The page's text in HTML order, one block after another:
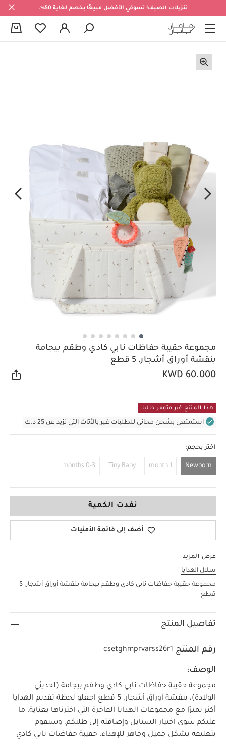
تنزيلات الصيف! تسوقي الأفضل مبيعًا بخصم لغاية 50%.
مجموعة حقيبة حفاظات نابي كادي وطقم بيجامة
بنقشة أوراق أشجار، 5 قطع
KWD 60.000
هذا المنتج غير متوفر حاليا.
استمتعي بشحن مجاني للطلبات غير بالأثاث التي تزيد عن 25 د.ك
اختر بحجم:
Newborn
1 month
Tiny Baby
0-3 months
نفدت الكمية
أضف إلى قائمة الأمنيات
عرض المزيد
سلال الهدايا
مجموعة حقيبة حفاظات نابي كادي وطقم بيجامة بنقشة أوراق أشجار، 5
قطع
تفاصيل المنتج
رقم المنتج csetghmprvarss26r1
الوصف:
مجموعة حقيبة حفاظات نابي كادي وطقم بيجامة (لحديثي
الولادة)، بنقشة أوراق أشجار، 5 قطع
اجعلو لحظة تقديم الهدايا
أكثر تميزًا مع مجموعات الهدايا الفاخرة التي اخترناها بعناية. ما
عليكم سوى اختيار الستايل وإضافته إلى طلبكم، وسنقوم
بتغليفه بشكل جميل وجاهز للإهداء. حقيبة حفاضات نابي كادي